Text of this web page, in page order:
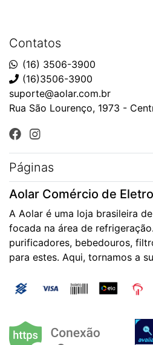
Contatos
(16) 3506-3900
(16)3506-3900
suporte@aolar.com.br
Rua São Lourenço, 1973 -
Páginas
Aolar Comércio de
A Aolar é uma loja brasileira
focada na área de
purificadores, bebedouros,
para estes. Aqui, tornamos a